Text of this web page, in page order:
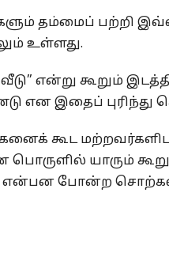
தம்மைப் பற்றி
உள்ளது.
என்று கூறும்
என இதைப்
கூட
பொருளில் யாரும்
என்பன போன்ற சொற்கள்